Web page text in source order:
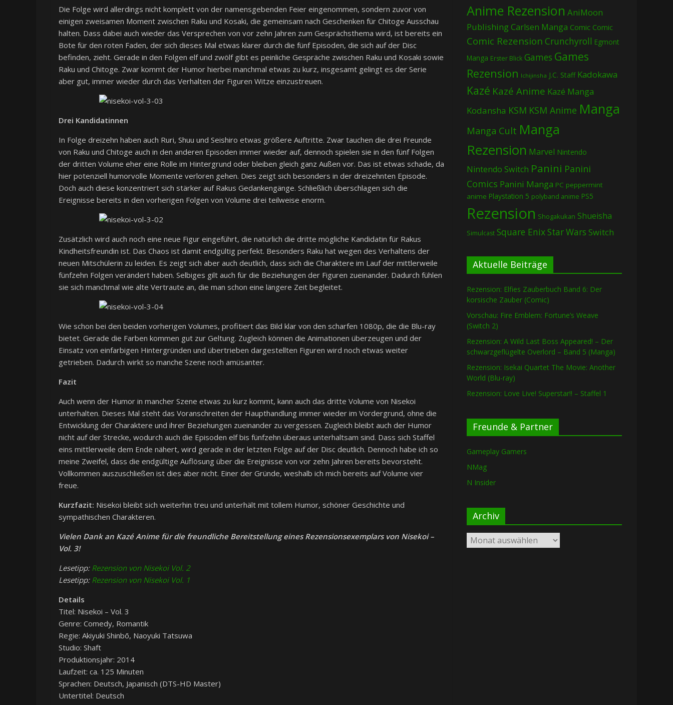
Die Folge wird allerdings nicht komplett von der namensgebenden Feier eingenommen, sondern zuvor von
einigen zweisamen Moment zwischen Raku und Kosaki, die gemeinsam nach Geschenken für Chitoge Ausschau
halten. Dass dabei auch wieder das Versprechen von vor zehn Jahren zum Gesprächsthema wird, ist bereits ein
Bote für den roten Faden, der sich dieses Mal etwas klarer durch die fünf Episoden, die sich auf der Disc
befinden, zieht. Gerade in den Folgen elf und zwölf gibt es peinliche Gespräche zwischen Raku und Kosaki sowie
Raku und Chitoge. Zwar kommt der Humor hierbei manchmal etwas zu kurz, insgesamt gelingt es der Serie
aber gut, immer wieder durch das Verhalten der Figuren Witze einzustreuen.
Drei Kandidatinnen
In Folge dreizehn haben auch Ruri, Shuu und Seishiro etwas größere Auftritte. Zwar tauchen die drei Freunde
von Raku und Chitoge auch in den anderen Episoden immer wieder auf, dennoch spielen sie in den fünf Folgen
der dritten Volume eher eine Rolle im Hintergrund oder bleiben gleich ganz Außen vor. Das ist etwas schade, da
hier potenziell humorvolle Momente verloren gehen. Dies zeigt sich besonders in der dreizehnten Episode.
Doch auch diese konzentriert sich stärker auf Rakus Gedankengänge. Schließlich überschlagen sich die
Ereignisse bereits in den vorherigen Folgen von Volume drei teilweise enorm.
Zusätzlich wird auch noch eine neue Figur eingeführt, die natürlich die dritte mögliche Kandidatin für Rakus
Kindheitsfreundin ist. Das Chaos ist damit endgültig perfekt. Besonders Raku hat wegen des Verhaltens der
neuen Mitschülerin zu leiden. Es zeigt sich aber auch deutlich, dass sich die Charaktere im Lauf der mittlerweile
fünfzehn Folgen verändert haben. Selbiges gilt auch für die Beziehungen der Figuren zueinander. Dadurch fühlen
sie sich manchmal wie alte Vertraute an, die man schon eine längere Zeit begleitet.
Wie schon bei den beiden vorherigen Volumes, profitiert das Bild klar von den scharfen 1080p, die die Blu-ray
bietet. Gerade die Farben kommen gut zur Geltung. Zugleich können die Animationen überzeugen und der
Einsatz von einfarbigen Hintergründen und übertrieben dargestellten Figuren wird noch etwas weiter
getrieben. Dadurch wirkt so manche Szene noch amüsanter.
Fazit
Auch wenn der Humor in mancher Szene etwas zu kurz kommt, kann auch das dritte Volume von Nisekoi
unterhalten. Dieses Mal steht das Voranschreiten der Haupthandlung immer wieder im Vordergrund, ohne die
Entwicklung der Charaktere und ihrer Beziehungen zueinander zu vergessen. Zugleich bleibt auch der Humor
nicht auf der Strecke, wodurch auch die Episoden elf bis fünfzehn überaus unterhaltsam sind. Dass sich Staffel
eins mittlerweile dem Ende nähert, wird gerade in der letzten Folge auf der Disc deutlich. Dennoch habe ich so
meine Zweifel, dass die endgültige Auflösung über die Ereignisse von vor zehn Jahren bereits bevorsteht.
Vollkommen auszuschließen ist dies aber nicht. Einer der Gründe, weshalb ich mich bereits auf Volume vier
freue.
Kurzfazit: Nisekoi bleibt sich weiterhin treu und unterhält mit tollem Humor, schöner Geschichte und
sympathischen Charakteren.
Vielen Dank an Kazé Anime für die freundliche Bereitstellung eines Rezensionsexemplars von Nisekoi –
Vol. 3!
Lesetipp: Rezension von Nisekoi Vol. 2
Lesetipp: Rezension von Nisekoi Vol. 1
Details
Titel: Nisekoi – Vol. 3
Genre: Comedy, Romantik
Regie: Akiyuki Shinbō, Naoyuki Tatsuwa
Studio: Shaft
Produktionsjahr: 2014
Laufzeit: ca. 125 Minuten
Sprachen: Deutsch, Japanisch (DTS-HD Master)
Untertitel: Deutsch
Anime Rezension AniMoon
PublishingCarlsen Manga Comic Comic
Comic Rezension Crunchyroll Egmont
Manga Erster Blick Games Games
Rezension Ichijinsha J.C. Staff Kadokawa
Kazé Kazé Anime Kazé Manga
Kodansha KSM KSM Anime Manga
Manga Cult Manga
Rezension Marvel Nintendo
Nintendo Switch Panini Panini
Comics Panini Manga PC peppermint
anime Playstation 5 polyband anime PS5
Rezension Shogakukan Shueisha
Simulcast Square EnixStar Wars Switch
Aktuelle Beiträge
Rezension: Elfies Zauberbuch Band 6: Der
korsische Zauber (Comic)
Vorschau: Fire Emblem: Fortune’s Weave
(Switch 2)
Rezension: A Wild Last Boss Appeared! – Der
schwarzgeflügelte Overlord – Band 5 (Manga)
Rezension: Isekai Quartet The Movie: Another
World (Blu-ray)
Rezension: Love Live! Superstar!! – Staffel 1
Freunde & Partner
Gameplay Gamers
NMag
N Insider
Archiv
Archiv